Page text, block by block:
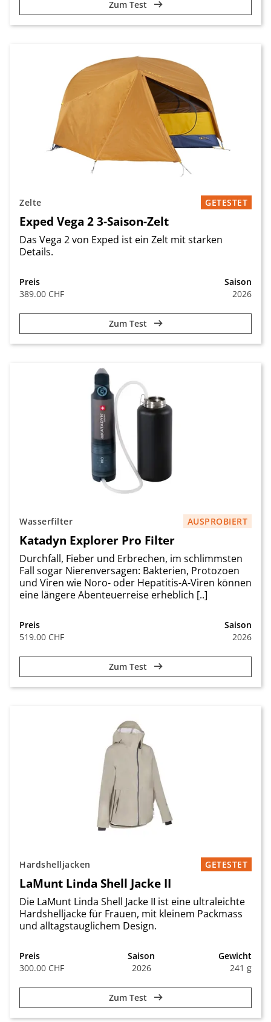
Zum Test
Zelte GETESTET
Exped Vega 2 3-Saison-Zelt
Das Vega 2 von Exped ist ein Zelt mit starken
Details.
Preis
389.00 CHF
Saison
2026
Zum Test
Wasserfilter AUSPROBIERT
Katadyn Explorer Pro Filter
Durchfall, Fieber und Erbrechen, im schlimmsten
Fall sogar Nierenversagen: Bakterien, Protozoen
und Viren wie Noro- oder Hepatitis-A-Viren können
eine längere Abenteuerreise erheblich [..]
Preis
519.00 CHF
Saison
2026
Zum Test
Hardshelljacken GETESTET
LaMunt Linda Shell Jacke II
Die LaMunt Linda Shell Jacke II ist eine ultraleichte
Hardshelljacke für Frauen, mit kleinem Packmass
und alltagstauglichem Design.
Preis
300.00 CHF
Saison
2026
Gewicht
241 g
Zum Test